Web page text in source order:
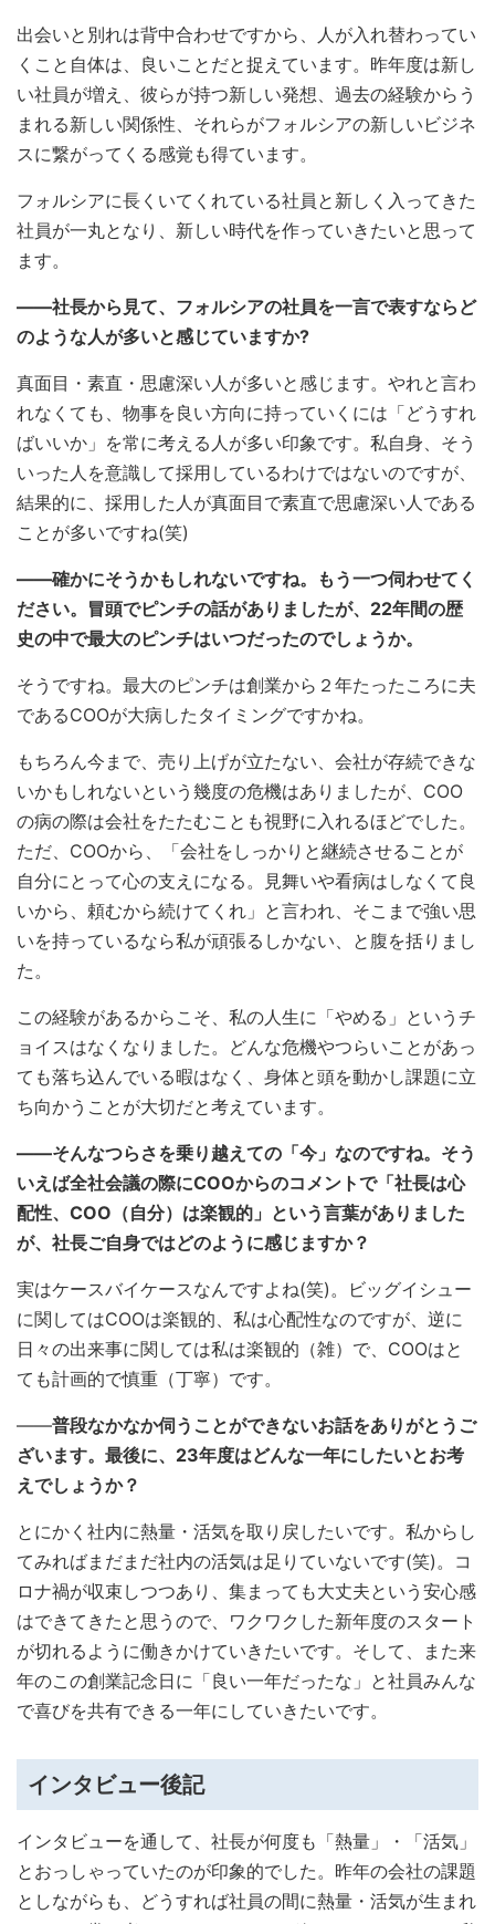
出会いと別れは背中合わせですから、人が入れ替わってい
くこと自体は、良いことだと捉えています。昨年度は新し
い社員が増え、彼らが持つ新しい発想、過去の経験からう
まれる新しい関係性、それらがフォルシアの新しいビジネ
スに繋がってくる感覚も得ています。
フォルシアに長くいてくれている社員と新しく入ってきた
社員が一丸となり、新しい時代を作っていきたいと思って
ます。
――社長から見て、フォルシアの社員を一言で表すならど
のような人が多いと感じていますか?
真面目・素直・思慮深い人が多いと感じます。やれと言わ
れなくても、物事を良い方向に持っていくには「どうすれ
ばいいか」を常に考える人が多い印象です。私自身、そう
いった人を意識して採用しているわけではないのですが、
結果的に、採用した人が真面目で素直で思慮深い人である
ことが多いですね(笑)
――確かにそうかもしれないですね。もう一つ伺わせてく
ださい。冒頭でピンチの話がありましたが、22年間の歴
史の中で最大のピンチはいつだったのでしょうか。
そうですね。最大のピンチは創業から２年たったころに夫
であるCOOが大病したタイミングですかね。
もちろん今まで、売り上げが立たない、会社が存続できな
いかもしれないという幾度の危機はありましたが、COO
の病の際は会社をたたむことも視野に入れるほどでした。
ただ、COOから、「会社をしっかりと継続させることが
自分にとって心の支えになる。見舞いや看病はしなくて良
いから、頼むから続けてくれ」と言われ、そこまで強い思
いを持っているなら私が頑張るしかない、と腹を括りまし
た。
この経験があるからこそ、私の人生に「やめる」というチ
ョイスはなくなりました。どんな危機やつらいことがあっ
ても落ち込んでいる暇はなく、身体と頭を動かし課題に立
ち向かうことが大切だと考えています。
――そんなつらさを乗り越えての「今」なのですね。そう
いえば全社会議の際にCOOからのコメントで「社長は心
配性、COO（自分）は楽観的」という言葉がありました
が、社長ご自身ではどのように感じますか？
実はケースバイケースなんですよね(笑)。ビッグイシュー
に関してはCOOは楽観的、私は心配性なのですが、逆に
日々の出来事に関しては私は楽観的（雑）で、COOはと
ても計画的で慎重（丁寧）です。
――普段なかなか伺うことができないお話をありがとうご
ざいます。最後に、23年度はどんな一年にしたいとお考
えでしょうか？
とにかく社内に熱量・活気を取り戻したいです。私からし
てみればまだまだ社内の活気は足りていないです(笑)。コ
ロナ禍が収束しつつあり、集まっても大丈夫という安心感
はできてきたと思うので、ワクワクした新年度のスタート
が切れるように働きかけていきたいです。そして、また来
年のこの創業記念日に「良い一年だったな」と社員みんな
で喜びを共有できる一年にしていきたいです。
インタビュー後記
インタビューを通して、社長が何度も「熱量」・「活気」
とおっしゃっていたのが印象的でした。昨年の会社の課題
としながらも、どうすれば社員の間に熱量・活気が生まれ